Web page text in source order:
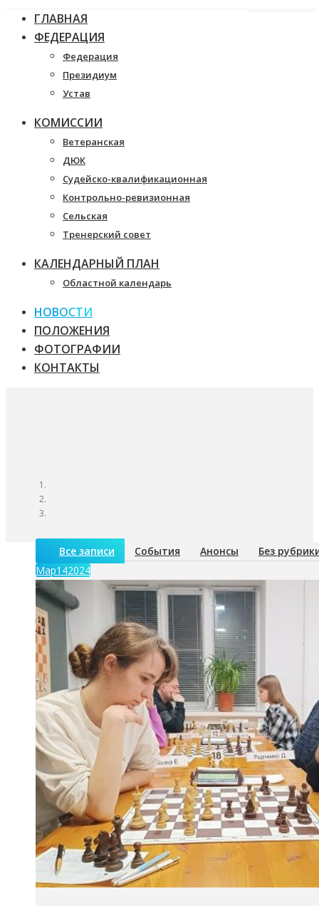
ГЛАВНАЯ
ФЕДЕРАЦИЯ
Федерация
Президиум
Устав
КОМИССИИ
Ветеранская
ДЮК
Судейско-квалификационная
Контрольно-ревизионная
Сельская
Тренерский совет
КАЛЕНДАРНЫЙ ПЛАН
Областной календарь
НОВОСТИ
ПОЛОЖЕНИЯ
ФОТОГРАФИИ
КОНТАКТЫ
Все записи События Анонсы
Без
Мар142024